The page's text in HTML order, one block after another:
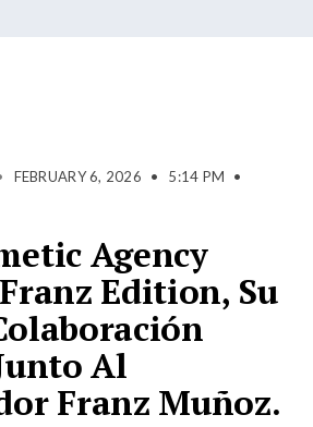
FEBRUARY 6, 2026 • 5:14 PM
•
Agency
Edition, Su
Al
Franz Muñoz.